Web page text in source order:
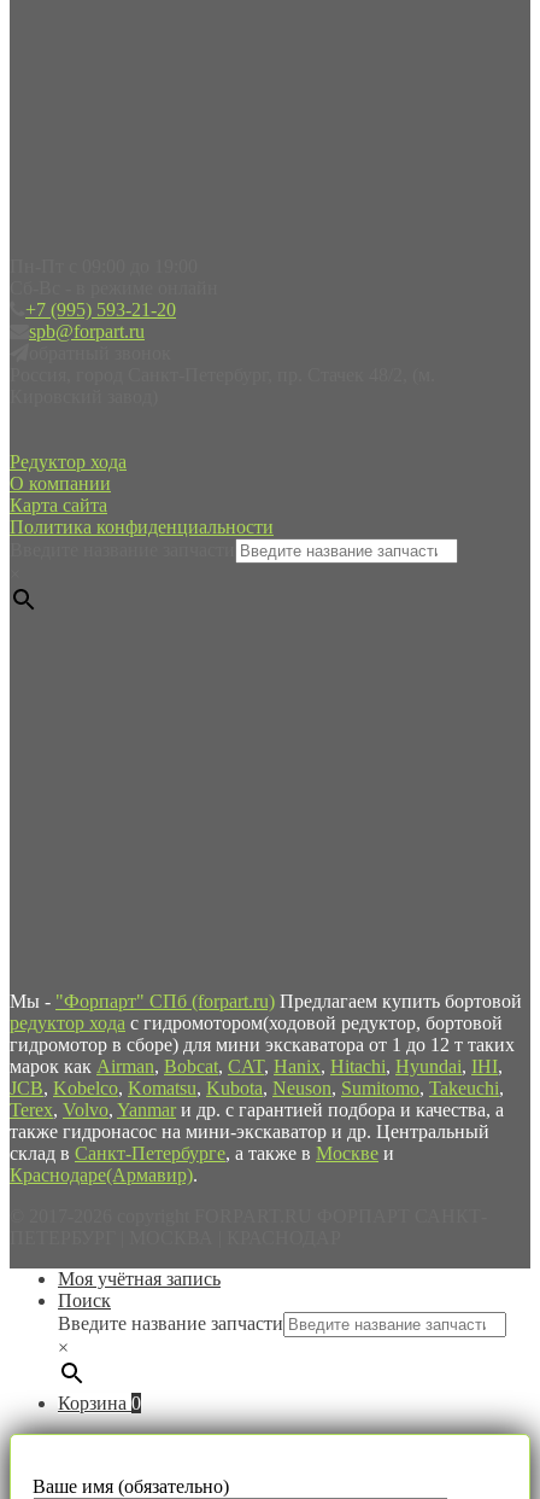
+7 (995) 593-21-20
spb@forpart.ru
Редуктор хода
О компании
Карта сайта
Политика конфиденциальности
Мы - "Форпарт" СПб (forpart.ru) Предлагаем купить бортовой
редуктор хода с гидромотором(ходовой редуктор, бортовой
гидромотор в сборе) для мини экскаватора от 1 до 12 т таких
марок как Airman, Bobcat, CAT, Hanix, Hitachi, Hyundai, IHI,
JCB, Kobelco, Komatsu, Kubota, Neuson, Sumitomo, Takeuchi,
Terex, Volvo, Yanmar и др. с гарантией подбора и качества, а
также гидронасос на мини-экскаватор и др. Центральный
склад в Санкт-Петербурге, а также в Москве и
Краснодаре(Армавир).
Моя учётная запись
Поиск
Введите название запчасти
×
Корзина 0
Ваше имя (обязательно)